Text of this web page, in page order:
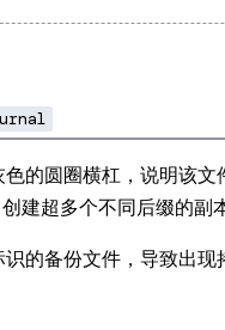
的圆圈横杠，说明该文
建超多个不同后缀的副
的备份文件，导致出现